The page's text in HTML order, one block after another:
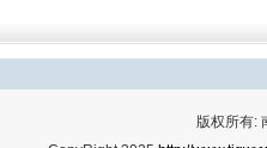
版权所有: